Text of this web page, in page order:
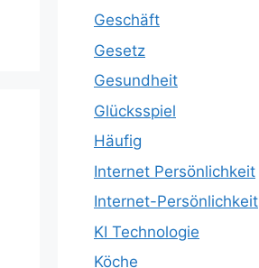
Geschäft
Gesetz
Gesundheit
Glücksspiel
Häufig
Internet Persönlichkeit
Internet-Persönlichkeit
KI Technologie
Köche